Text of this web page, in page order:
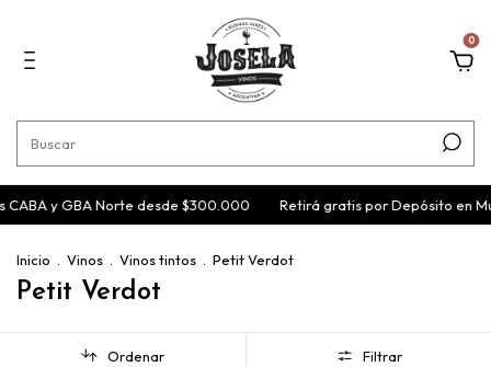
0
y GBA Norte desde $300.000 Retirá gratis por Depósito en
Inicio Vinos Vinos tintos Petit Verdot
Petit Verdot
Ordenar Filtrar